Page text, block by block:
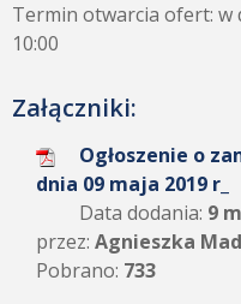
Termin otwarcia ofert: w
10:00
Załączniki:
Ogłoszenie o
dnia 09 maja 2019 r_
Data dodania: 9
przez: Agnieszka
Pobrano: 733